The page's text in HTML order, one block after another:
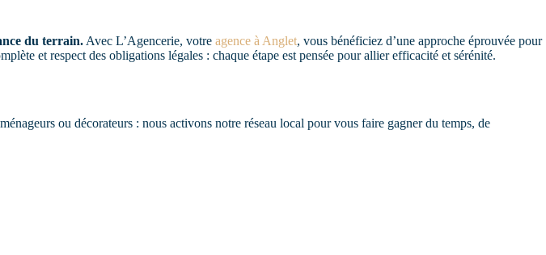
du terrain. Avec L’Agencerie, votre agence à Anglet, vous bénéficiez d’une approche éprouvée pour
et respect des obligations légales : chaque étape est pensée pour allier efficacité et sérénité.
ou décorateurs : nous activons notre réseau local pour vous faire gagner du temps, de